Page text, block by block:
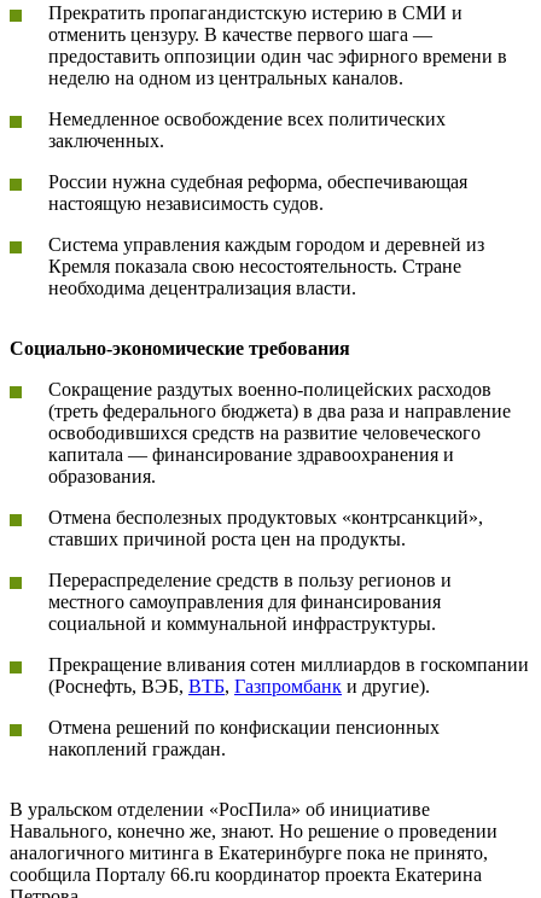
Прекратить пропагандистскую истерию в СМИ и
отменить цензуру. В качестве первого шага —
предоставить оппозиции один час эфирного времени в
неделю на одном из центральных каналов.
Немедленное освобождение всех политических
заключенных.
России нужна судебная реформа, обеспечивающая
настоящую независимость судов.
Система управления каждым городом и деревней из
Кремля показала свою несостоятельность. Стране
необходима децентрализация власти.
Социально-экономические требования
Сокращение раздутых военно-полицейских расходов
(треть федерального бюджета) в два раза и направление
освободившихся средств на развитие человеческого
капитала — финансирование здравоохранения и
образования.
Отмена бесполезных продуктовых «контрсанкций»,
ставших причиной роста цен на продукты.
Перераспределение средств в пользу регионов и
местного самоуправления для финансирования
социальной и коммунальной инфраструктуры.
Прекращение вливания сотен миллиардов в госкомпании
(Роснефть, ВЭБ, ВТБ, Газпромбанк и другие).
Отмена решений по конфискации пенсионных
накоплений граждан.
В уральском отделении «РосПила» об инициативе
Навального, конечно же, знают. Но решение о проведении
аналогичного митинга в Екатеринбурге пока не принято,
сообщила Порталу 66.ru координатор проекта Екатерина